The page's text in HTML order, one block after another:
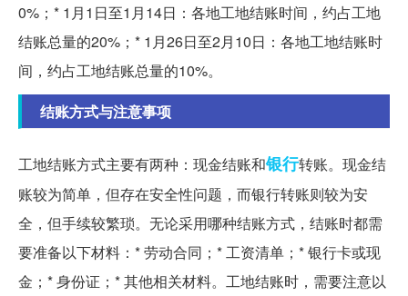
0%；* 1月1日至1月14日：各地工地结账时间，约占工地
结账总量的20%；* 1月26日至2月10日：各地工地结账时
间，约占工地结账总量的10%。
结账方式与注意事项
工地结账方式主要有两种：现金结账和银行转账。现金结
账较为简单，但存在安全性问题，而银行转账则较为安
全，但手续较繁琐。无论采用哪种结账方式，结账时都需
要准备以下材料：* 劳动合同；* 工资清单；* 银行卡或现
金；* 身份证；* 其他相关材料。工地结账时，需要注意以